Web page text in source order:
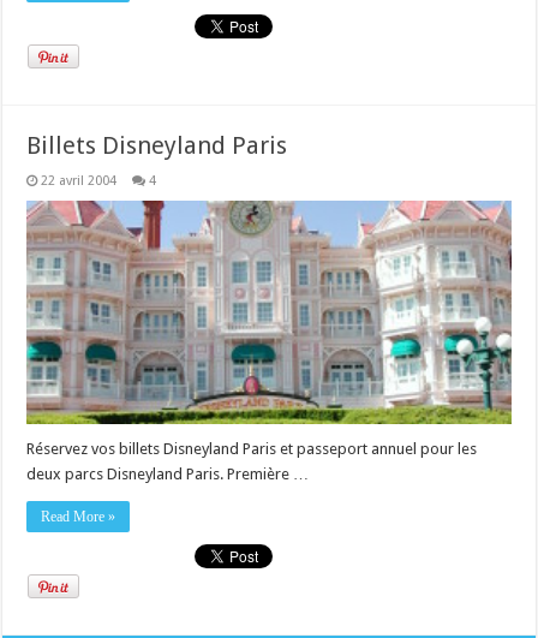
Billets Disneyland Paris
22 avril 2004 4
Réservez vos billets Disneyland Paris et passeport annuel pour les
deux parcs Disneyland Paris. Première …
Read More »